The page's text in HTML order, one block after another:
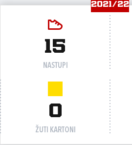
2021/22
15
NASTUPI
0
ŽUTI KARTONI